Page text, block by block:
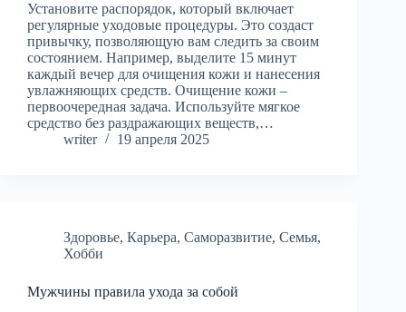
Установите распорядок, который включает
регулярные уходовые процедуры. Это создаст
привычку, позволяющую вам следить за своим
состоянием. Например, выделите 15 минут
каждый вечер для очищения кожи и нанесения
увлажняющих средств. Очищение кожи –
первоочередная задача. Используйте мягкое
средство без раздражающих веществ,…
writer
19 апреля 2025
Здоровье, Карьера, Саморазвитие, Семья,
Хобби
Мужчины правила ухода за собой